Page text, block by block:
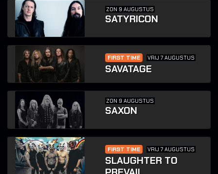
ZON 9 AUGUSTUS
SATYRICON
FIRST TIME VRIJ 7 AUGUSTUS
SAVATAGE
ZON 9 AUGUSTUS
SAXON
FIRST TIME VRIJ 7 AUGUSTUS
SLAUGHTER TO